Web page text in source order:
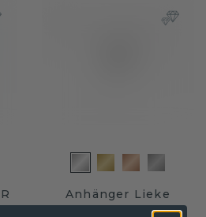
Anhänger Lieke